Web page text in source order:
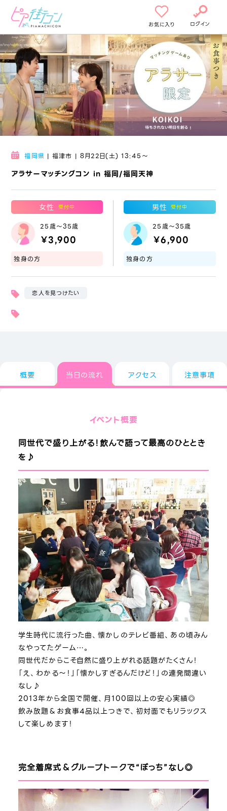
お気に入り ログイン
アラサーマッチングコン in 福岡/福岡天神
福岡県 | 福津市 | 8月22日(土) 13:45〜
女性 受付中
25歳～35歳
￥3,900
独身の方
男性 受付中
25歳～35歳
￥6,900
独身の方
恋人を見つけたい
概要 当日の流れ アクセス 注意事項
イベント概要
同世代で盛り上がる！飲んで語って最高のひととき
を♪
学生時代に流行った曲、懐かしのテレビ番組、あの頃みん
なやってたゲーム…。
同世代だからこそ自然に盛り上がれる話題がたくさん！
「え、わかる～！」「懐かしすぎるんだけど！」の連発間違い
なし♪
2013年から全国で開催、月100回以上の安心実績◎
飲み放題＆お食事4品以上つきで、初対面でもリラックス
して楽しめます！
完全着席式＆グループトークで“ぼっち”なし◎